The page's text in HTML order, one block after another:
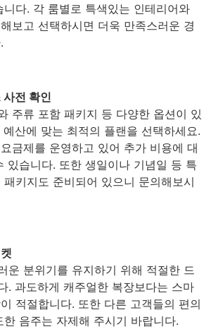
다. 각 룸별로 특색있는 인테리어와
보고 선택하시면 더욱 만족스러운 경
전 확인
주류 포함 패키지 등 다양한 옵션이 있
산에 맞는 최적의 플랜을 선택하세요.
금제를 운영하고 있어 추가 비용에 대
있습니다. 또한 생일이나 기념일 등 특
키지도 준비되어 있으니 문의해보시
운 분위기를 유지하기 위해 적절한 드
. 과도하게 캐주얼한 복장보다는 스마
적절합니다. 또한 다른 고객들의 편의
음주는 자제해 주시기 바랍니다.